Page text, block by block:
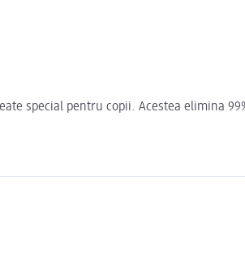
special pentru copii. Acestea elimina